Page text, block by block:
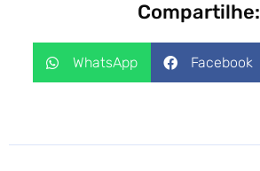
Compartilhe:
WhatsApp Facebook